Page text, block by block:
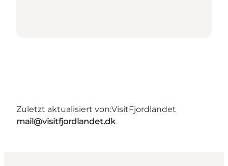
Zuletzt aktualisiert von:VisitFjordlandet
mail@visitfjordlandet.dk